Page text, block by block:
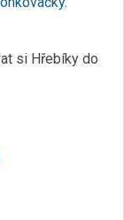
si Hřebíky do